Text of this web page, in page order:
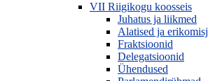
VII Riigikogu koosseis
Juhatus ja liikmed
Alatised ja
Fraktsioonid
Delegatsioonid
Ühendused